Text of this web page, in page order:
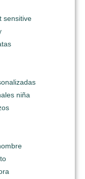
sensitive
niña